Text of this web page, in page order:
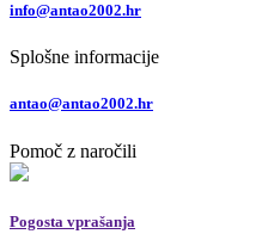
info@antao2002.hr
Splošne informacije
antao@antao2002.hr
Pomoč z naročili
Pogosta vprašanja